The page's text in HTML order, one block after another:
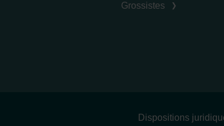
Grossistes
Dispositions